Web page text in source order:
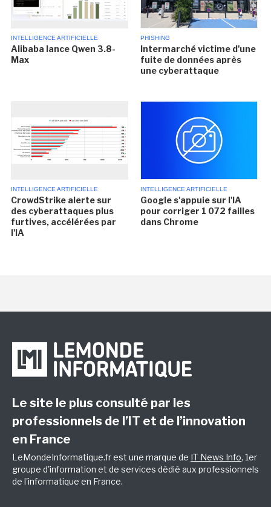
INTELLIGENCE ARTIFICIELLE
Alibaba lance Qwen 3.8-
Max
PHISHING
Intermarché victime d'une
fuite de données après
une cyberattaque
INTELLIGENCE ARTIFICIELLE
CrowdStrike alerte sur
des cyberattaques plus
furtives, accélérées par
l'IA
INTELLIGENCE ARTIFICIELLE
Google s'appuie sur l'IA
pour corriger 1 072 failles
dans Chrome
Le site le plus consulté par les
professionnels de l’IT et de l’innovation
en France
LeMondeInformatique.fr est une marque de IT News Info, 1er
groupe d'information et de services dédié aux professionnels
de l'informatique en France.